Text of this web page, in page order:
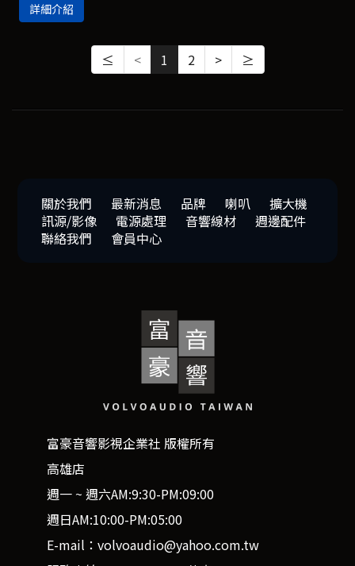
詳細介紹
≤ < 1 2 > ≥
關於我們 最新消息 品牌 喇叭
擴大機
訊源/影像
電源處理 音響線材
週邊配件
聯絡我們
會員中心
富豪音響影視企業社 版權所有
高雄店
週一 ~ 週六AM:9:30-PM:09:00
週日AM:10:00-PM:05:00
E-mail：volvoaudio@yahoo.com.tw